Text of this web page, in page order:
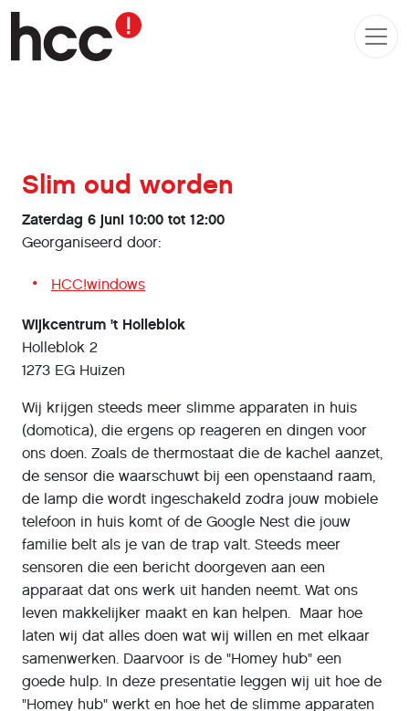
Slim oud worden
Zaterdag 6 juni 10:00 tot 12:00
Georganiseerd door:
HCC!windows
Wijkcentrum 't Holleblok
Holleblok 2
1273 EG Huizen
Wij krijgen steeds meer slimme apparaten in huis
(domotica), die ergens op reageren en dingen voor
ons doen. Zoals de thermostaat die de kachel aanzet,
de sensor die waarschuwt bij een openstaand raam,
de lamp die wordt ingeschakeld zodra jouw mobiele
telefoon in huis komt of de Google Nest die jouw
familie belt als je van de trap valt. Steeds meer
sensoren die een bericht doorgeven aan een
apparaat dat ons werk uit handen neemt. Wat ons
leven makkelijker maakt en kan helpen. Maar hoe
laten wij dat alles doen wat wij willen en met elkaar
samenwerken. Daarvoor is de "Homey hub" een
goede hulp. In deze presentatie leggen wij uit hoe de
"Homey hub" werkt en hoe het de slimme apparaten